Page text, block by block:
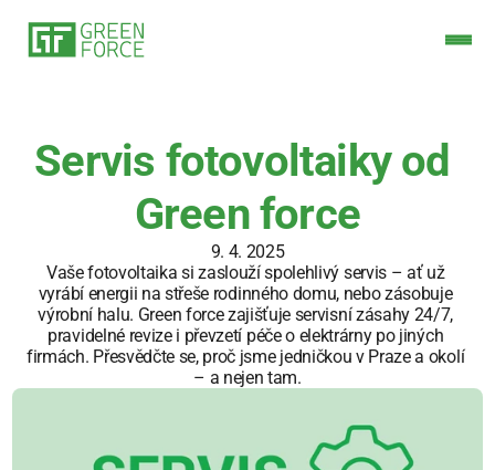
Servis fotovoltaiky od
Green force
9. 4. 2025
Vaše fotovoltaika si zaslouží spolehlivý servis – ať už
vyrábí energii na střeše rodinného domu, nebo zásobuje
výrobní halu. Green force zajišťuje servisní zásahy 24/7,
pravidelné revize i převzetí péče o elektrárny po jiných
firmách. Přesvědčte se, proč jsme jedničkou v Praze a okolí
– a nejen tam.